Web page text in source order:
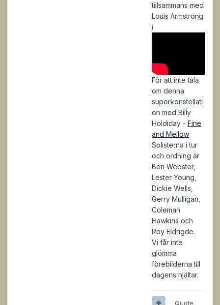
tillsammans med
Louis Armstrong
i
För att inte tala
om denna
superkonstellati
on med Billy
Holdiday - Fine
and Mellow
Solisterna i tur
och ordning är
Ben Webster,
Lester Young,
Dickie Wells,
Gerry Mulligan,
Coleman
Hawkins och
Roy Eldrigde.
Vi får inte
glömma
förebilderna till
dagens hjältar.
Quote